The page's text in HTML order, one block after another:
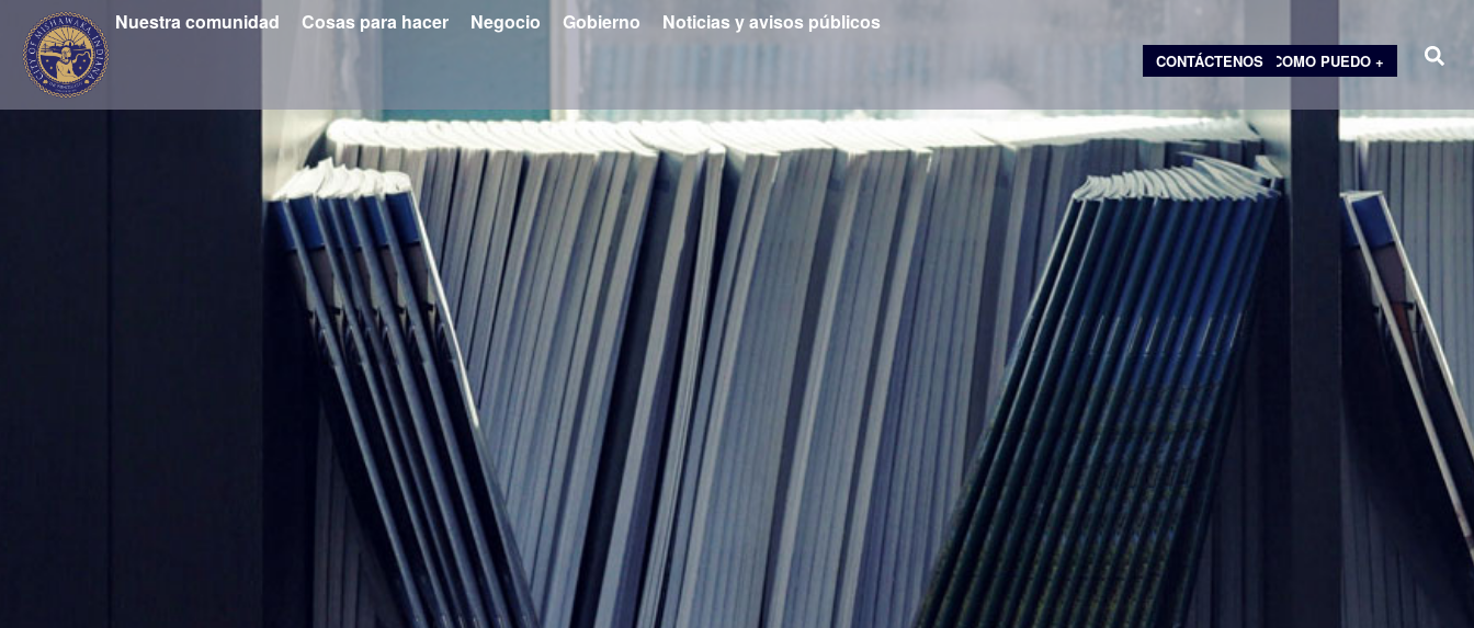
Nuestra comunidad Cosas para hacer Negocio Gobierno Noticias y avisos públicos
COMO PUEDO +
CONTÁCTENOS